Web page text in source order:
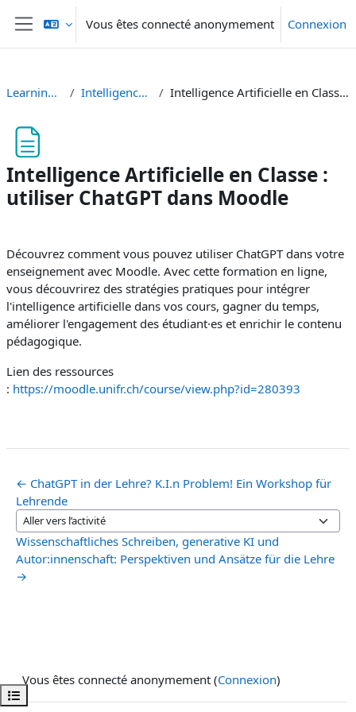
Passer au contenu principal
Panneau latéral
Vous êtes connecté anonymement Connexion
Ouvrir l’index du cours
Learning Lab UniFR Intelligence Artificielle (IA) Intelligence Artificielle en Classe : utiliser ChatGPT dans Moodle
Intelligence Artificielle en Classe :
utiliser ChatGPT dans Moodle
Découvrez comment vous pouvez utiliser ChatGPT dans votre
enseignement avec Moodle. Avec cette formation en ligne,
vous découvrirez des stratégies pratiques pour intégrer
l'intelligence artificielle dans vos cours, gagner du temps,
améliorer l'engagement des étudiant·es et enrichir le contenu
pédagogique.
Lien des ressources
: https://moodle.unifr.ch/course/view.php?id=280393
← ChatGPT in der Lehre? K.I.n Problem! Ein Workshop für
Lehrende
Aller vers l’activité
Wissenschaftliches Schreiben, generative KI und
Autor:innenschaft: Perspektiven und Ansätze für die Lehre
→
Vous êtes connecté anonymement (Connexion)